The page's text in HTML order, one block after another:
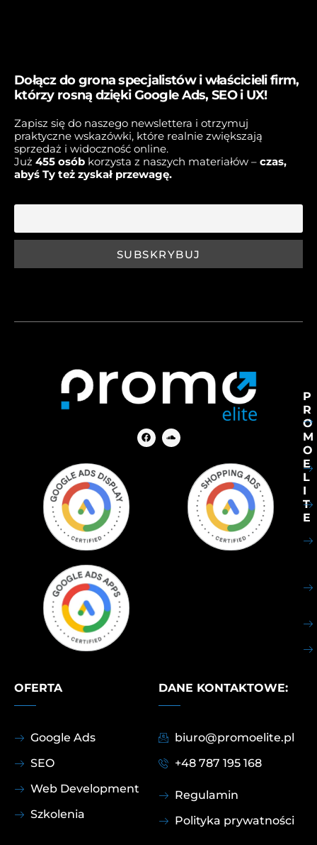
Dołącz do grona specjalistów i właścicieli firm,
którzy rosną dzięki Google Ads, SEO i UX!
Zapisz się do naszego newslettera i otrzymuj
praktyczne wskazówki, które realnie zwiększają
sprzedaż i widoczność online.
Już 455 osób korzysta z naszych materiałów – czas,
abyś Ty też zyskał przewagę.
P
R
O
M
O
E
L
I
T
E
OFERTA
Google Ads
SEO
Web Development
Szkolenia
DANE KONTAKTOWE:
biuro@promoelite.pl
+48 787 195 168
Regulamin
Polityka prywatności